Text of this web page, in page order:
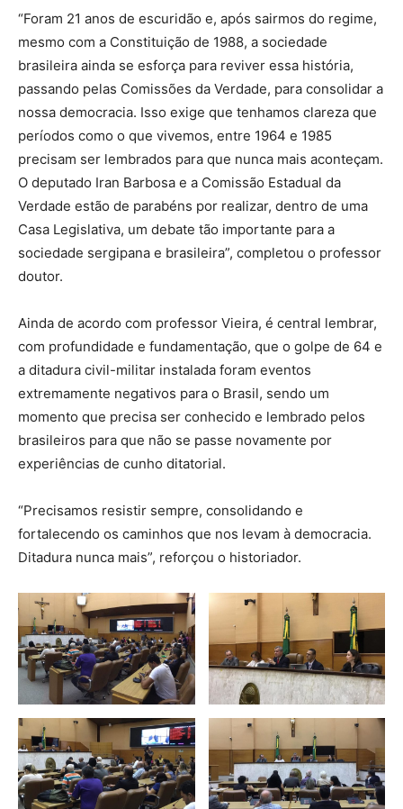
“Foram 21 anos de escuridão e, após sairmos do regime,
mesmo com a Constituição de 1988, a sociedade
brasileira ainda se esforça para reviver essa história,
passando pelas Comissões da Verdade, para consolidar a
nossa democracia. Isso exige que tenhamos clareza que
períodos como o que vivemos, entre 1964 e 1985
precisam ser lembrados para que nunca mais aconteçam.
O deputado Iran Barbosa e a Comissão Estadual da
Verdade estão de parabéns por realizar, dentro de uma
Casa Legislativa, um debate tão importante para a
sociedade sergipana e brasileira”, completou o professor
doutor.
Ainda de acordo com professor Vieira, é central lembrar,
com profundidade e fundamentação, que o golpe de 64 e
a ditadura civil-militar instalada foram eventos
extremamente negativos para o Brasil, sendo um
momento que precisa ser conhecido e lembrado pelos
brasileiros para que não se passe novamente por
experiências de cunho ditatorial.
“Precisamos resistir sempre, consolidando e
fortalecendo os caminhos que nos levam à democracia.
Ditadura nunca mais”, reforçou o historiador.